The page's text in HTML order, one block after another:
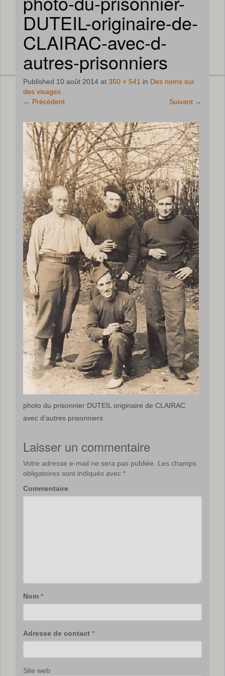
DUTEIL-originaire-de-
CLAIRAC-avec-d-
autres-prisonniers
Published 10 août 2014 at 350 × 541 in Des noms sur
des visages
← Précédent Suivant →
photo du prisonnier DUTEIL originaire de CLAIRAC
avec d’autres prisonniers
Laisser un commentaire
Votre adresse e-mail ne sera pas publiée.
Les champs
obligatoires sont indiqués avec *
Commentaire
Nom *
Adresse de contact *
Site web